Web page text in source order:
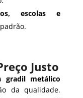
escolas e
Justo
gradil metálico
da qualidade.